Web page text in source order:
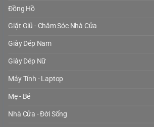
Đồng Hồ
Giặt Giũ - Chăm Sóc Nhà Cửa
Giày Dép Nam
Giày Dép Nữ
Máy Tính - Laptop
Mẹ - Bé
Nhà Cửa - Đời Sống